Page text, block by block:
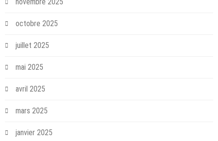
octobre 2025
juillet 2025
mai 2025
avril 2025
mars 2025
janvier 2025